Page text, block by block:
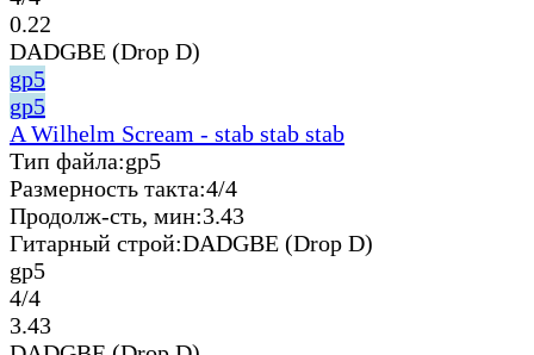
0.22
DADGBE (Drop D)
gp5
gp5
A Wilhelm Scream - stab stab stab
Тип файла:gp5
Размерность такта:4/4
Продолж-сть, мин:3.43
Гитарный строй:DADGBE (Drop D)
gp5
4/4
3.43